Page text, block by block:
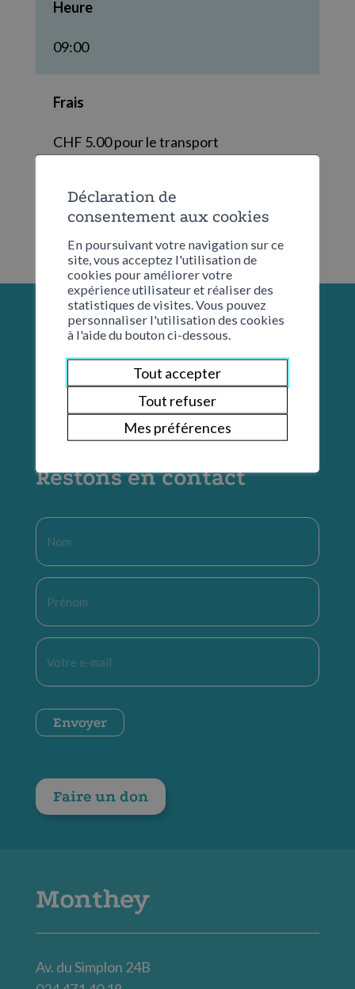
Heure
09:00
Frais
CHF 5.00 pour le transport
Restons en contact
Nom
Prénom
E-
mail
CAPTCHA
Envoyer
Faire un don
Monthey
Av. du Simplon 24B
Déclaration de
consentement aux cookies
En poursuivant votre navigation sur ce
site, vous acceptez l'utilisation de
cookies pour améliorer votre
expérience utilisateur et réaliser des
statistiques de visites. Vous pouvez
personnaliser l'utilisation des cookies
à l'aide du bouton ci-dessous.
Tout accepter
Tout refuser
Mes préférences